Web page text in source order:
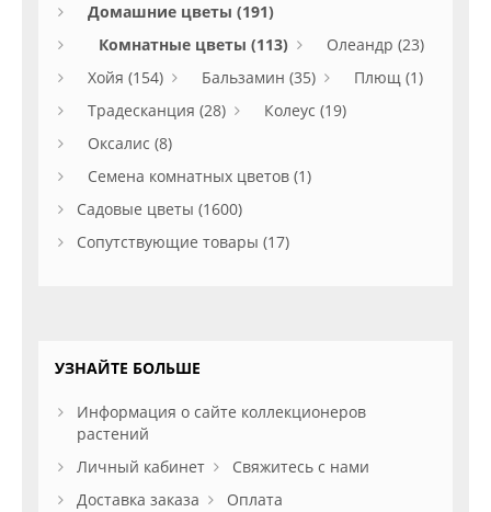
Домашние цветы (191)
Комнатные цветы (113)
Олеандр (23)
Хойя (154)
Бальзамин (35)
Плющ (1)
Традесканция (28)
Колеус (19)
Оксалис (8)
Семена комнатных цветов (1)
Садовые цветы (1600)
Сопутствующие товары (17)
УЗНАЙТЕ БОЛЬШЕ
Информация о сайте коллекционеров
растений
Личный кабинет
Свяжитесь с нами
Доставка заказа
Оплата